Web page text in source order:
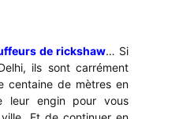
de rickshaw… Si
ils sont carrément
centaine de mètres en
leur engin pour vous